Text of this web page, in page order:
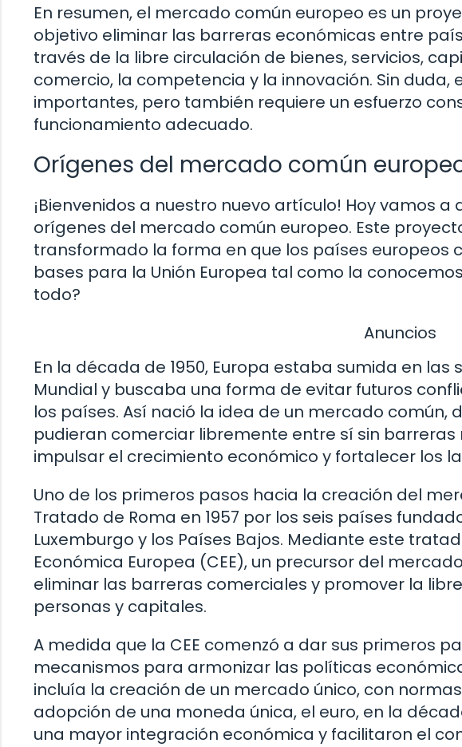
En resumen, el mercado común europeo es un
objetivo eliminar las barreras económicas entre
través de la libre circulación de bienes, servicios,
comercio, la competencia y la innovación. Sin
importantes, pero también requiere un esfuerzo
funcionamiento adecuado.
Orígenes del mercado común
¡Bienvenidos a nuestro nuevo artículo! Hoy vamos
orígenes del mercado común europeo. Este
transformado la forma en que los países europeos
bases para la Unión Europea tal como la
todo?
Anuncios
En la década de 1950, Europa estaba sumida en las
Mundial y buscaba una forma de evitar futuros
los países. Así nació la idea de un mercado común,
pudieran comerciar libremente entre sí sin barreras
impulsar el crecimiento económico y fortalecer los
Uno de los primeros pasos hacia la creación del
Tratado de Roma en 1957 por los seis países
Luxemburgo y los Países Bajos. Mediante este
Económica Europea (CEE), un precursor del
eliminar las barreras comerciales y promover la
personas y capitales.
A medida que la CEE comenzó a dar sus primeros
mecanismos para armonizar las políticas
incluía la creación de un mercado único, con
adopción de una moneda única, el euro, en la
una mayor integración económica y facilitaron el